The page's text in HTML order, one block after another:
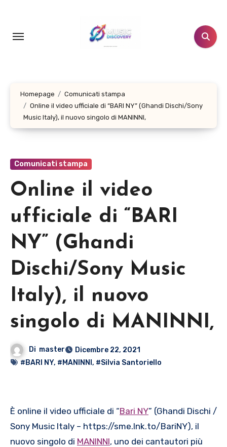
contenuto
Homepage
Comunicati stampa
Online il video ufficiale di “BARI NY” (Ghandi Dischi/Sony
Music Italy), il nuovo singolo di MANINNI,
Comunicati stampa
Online il video
ufficiale di “BARI
NY” (Ghandi
Dischi/Sony Music
Italy), il nuovo
singolo di MANINNI,
Di master
Dicembre 22, 2021
#BARI NY, #MANINNI , #Silvia Santoriello
È online il video ufficiale di “Bari NY” (Ghandi Dischi /
Sony Music Italy – https://sme.lnk.to/BariNY), il
nuovo singolo di MANINNI, uno dei cantautori più